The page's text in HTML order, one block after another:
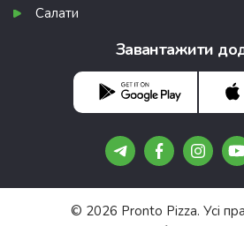
Салати
Завантажити
© 2026 Pronto Pizza. Усі